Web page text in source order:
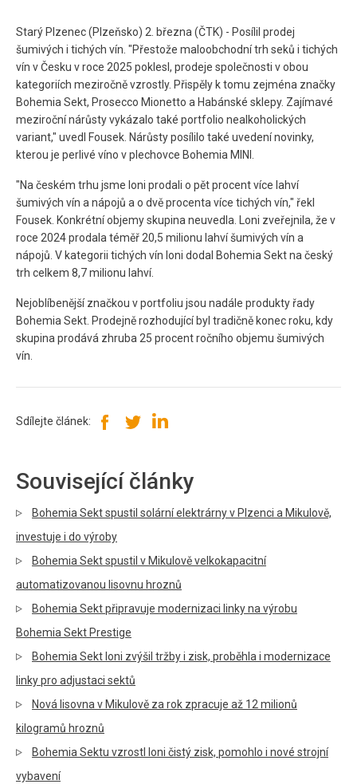
Starý Plzenec (Plzeňsko) 2. března (ČTK) - Posílil prodej
šumivých i tichých vín. "Přestože maloobchodní trh seků i tichých
vín v Česku v roce 2025 poklesl, prodeje společnosti v obou
kategoriích meziročně vzrostly. Přispěly k tomu zejména značky
Bohemia Sekt, Prosecco Mionetto a Habánské sklepy. Zajímavé
meziroční nárůsty vykázalo také portfolio nealkoholických
variant," uvedl Fousek. Nárůsty posílilo také uvedení novinky,
kterou je perlivé víno v plechovce Bohemia MINI.
"Na českém trhu jsme loni prodali o pět procent více lahví
šumivých vín a nápojů a o dvě procenta více tichých vín," řekl
Fousek. Konkrétní objemy skupina neuvedla. Loni zveřejnila, že v
roce 2024 prodala téměř 20,5 milionu lahví šumivých vín a
nápojů. V kategorii tichých vín loni dodal Bohemia Sekt na český
trh celkem 8,7 milionu lahví.
Nejoblíbenější značkou v portfoliu jsou nadále produkty řady
Bohemia Sekt. Prodejně rozhodující byl tradičně konec roku, kdy
skupina prodává zhruba 25 procent ročního objemu šumivých
vín.
Sdílejte článek:
Související články
Bohemia Sekt spustil solární elektrárny v Plzenci a Mikulově,
investuje i do výroby
Bohemia Sekt spustil v Mikulově velkokapacitní
automatizovanou lisovnu hroznů
Bohemia Sekt připravuje modernizaci linky na výrobu
Bohemia Sekt Prestige
Bohemia Sekt loni zvýšil tržby i zisk, proběhla i modernizace
linky pro adjustaci sektů
Nová lisovna v Mikulově za rok zpracuje až 12 milionů
kilogramů hroznů
Bohemia Sektu vzrostl loni čistý zisk, pomohlo i nové strojní
vybavení